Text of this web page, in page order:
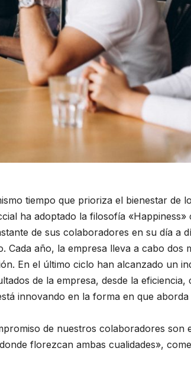
tiempo que prioriza el bienestar de
ha adoptado la filosofía «Happiness»
de sus colaboradores en su día a
año, la empresa lleva a cabo dos
En el último ciclo han alcanzado un
de la empresa, desde la eficiencia,
innovando en la forma en que aborda
de nuestros colaboradores son
florezcan ambas cualidades»,